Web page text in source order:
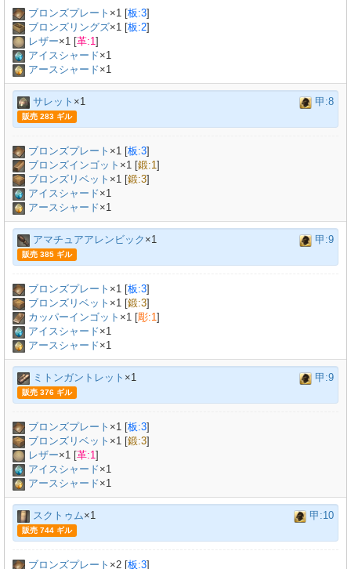
ブロンズプレート ×1 [板:3]
ブロンズリングズ×1 [板:2]
レザー×1 [革:1]
アイスシャード×1
アースシャード×1
サレット ×1 甲:8
販売 283 ギル
ブロンズプレート ×1 [板:3]
ブロンズインゴット ×1 [鍛:1]
ブロンズリベット ×1 [鍛:3]
アイスシャード×1
アースシャード×1
アマチュアアレンビック ×1 甲:9
販売 385 ギル
ブロンズプレート ×1 [板:3]
ブロンズリベット ×1 [鍛:3]
カッパーインゴット ×1 [彫:1]
アイスシャード×1
アースシャード×1
ミトンガントレット ×1 甲:9
販売 376 ギル
ブロンズプレート ×1 [板:3]
ブロンズリベット ×1 [鍛:3]
レザー×1 [革:1]
アイスシャード×1
アースシャード×1
スクトゥム×1 甲:10
販売 744 ギル
ブロンズプレート ×2 [板:3]